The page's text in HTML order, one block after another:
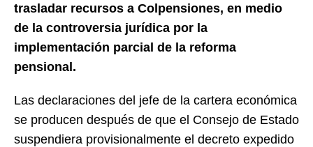
trasladar recursos a Colpensiones, en medio
de la controversia jurídica por la
implementación parcial de la reforma
pensional.
Las declaraciones del jefe de la cartera económica
se producen después de que el Consejo de Estado
suspendiera provisionalmente el decreto expedido